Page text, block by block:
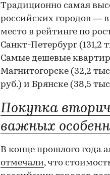
Традиционно самая
российских городов — в
место в рейтинге по
Санкт-Петербург (131,2
Самые дешевые
Магнитогорске (32,2
руб.) и Брянске (38,5
Покупка
важных
В конце прошлого года
отмечали, что